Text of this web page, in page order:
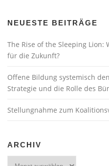
NEUESTE BEITRÄGE
The Rise of the Sleeping Lion:
für die Zukunft?
Offene Bildung systemisch
Strategie und die Rolle des
Stellungnahme zum
ARCHIV